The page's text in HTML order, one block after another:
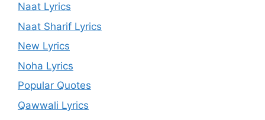
Naat Lyrics
Naat Sharif Lyrics
New Lyrics
Noha Lyrics
Popular Quotes
Qawwali Lyrics